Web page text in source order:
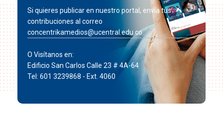
Si quieres publicar en nuestro portal, envía tus
contribuciones al correo
concentrikamedios@ucentral.edu.co
O Visítanos en:
Edificio San Carlos Calle 23 # 4A-64
Tel: 601 3239868 - Ext. 4060